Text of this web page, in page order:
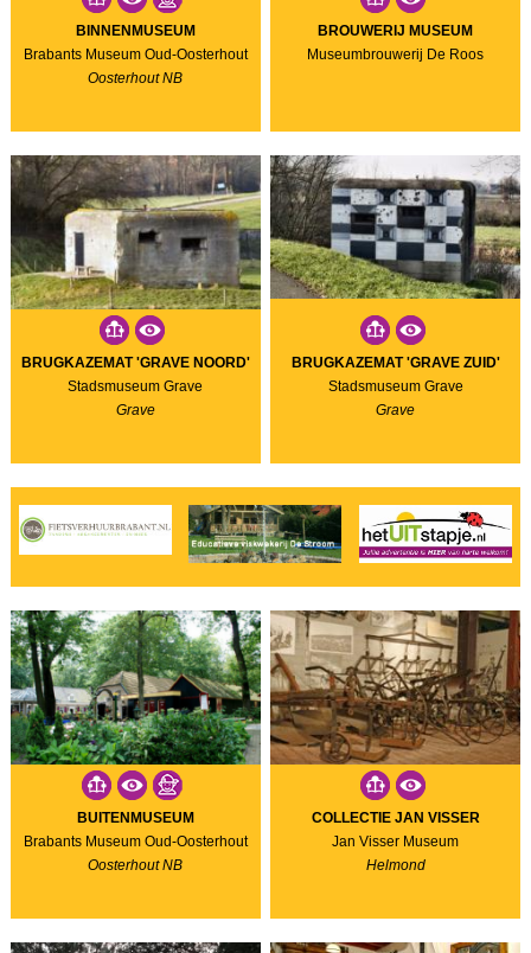
BINNENMUSEUM
Brabants Museum Oud-Oosterhout
Oosterhout NB
BROUWERIJ MUSEUM
Museumbrouwerij De Roos
BRUGKAZEMAT 'GRAVE NOORD'
Stadsmuseum Grave
Grave
BRUGKAZEMAT 'GRAVE ZUID'
Stadsmuseum Grave
Grave
BUITENMUSEUM
Brabants Museum Oud-Oosterhout
Oosterhout NB
COLLECTIE JAN VISSER
Jan Visser Museum
Helmond